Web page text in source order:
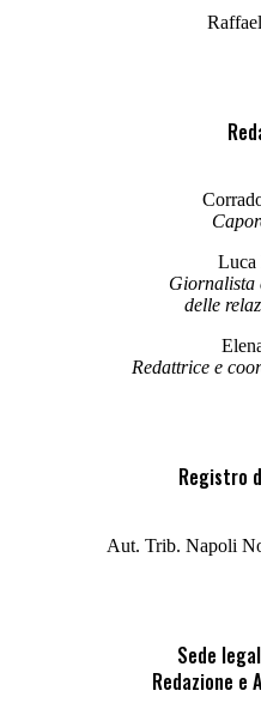
Luca
Giornalista
delle
Redattrice e
Registro
Aut. Trib. Napoli
Sede
Redazione e